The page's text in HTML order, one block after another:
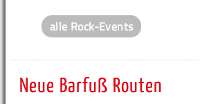
alle Rock-Events
Neue Barfuß Routen